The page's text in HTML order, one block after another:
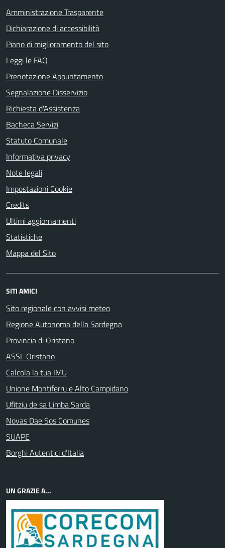
Amministrazione Trasparente
Dichiarazione di accessibilità
Piano di miglioramento del sito
Leggi le FAQ
Prenotazione Appuntamento
Segnalazione Disservizio
Richiesta d'Assistenza
Bacheca Servizi
Statuto Comunale
Informativa privacy
Note legali
Impostazioni Cookie
Credits
Ultimi aggiornamenti
Statistiche
Mappa del Sito
SITI AMICI
Sito regionale con avvisi meteo
Regione Autonoma della Sardegna
Provincia di Oristano
ASSL Oristano
Calcola la tua IMU
Unione Montiferru e Alto Campidano
Ufitziu de sa Limba Sarda
Novas Dae Sos Comunes
SUAPE
Borghi Autentici d’Italia
UN GRAZIE A...